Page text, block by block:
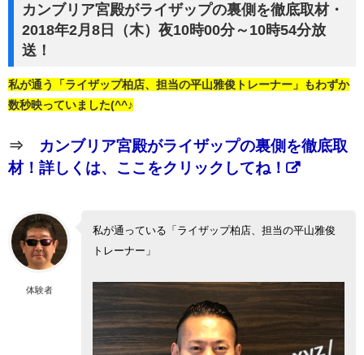
カンブリア宮殿がライザップの裏側を徹底取材・
2018年2月8日（木）夜10時00分～10時54分放
送！
私が通う「ライザップ柏店、担当の平山雅俊トレーナー」もわずか
数秒映っていました(^^♪
⇒ カンブリア宮殿がライザップの裏側を徹底取
材！詳しくは、ここをクリックしてね！
体験者
私が通っている「ライザップ柏店、担当の平山雅俊
トレーナー」